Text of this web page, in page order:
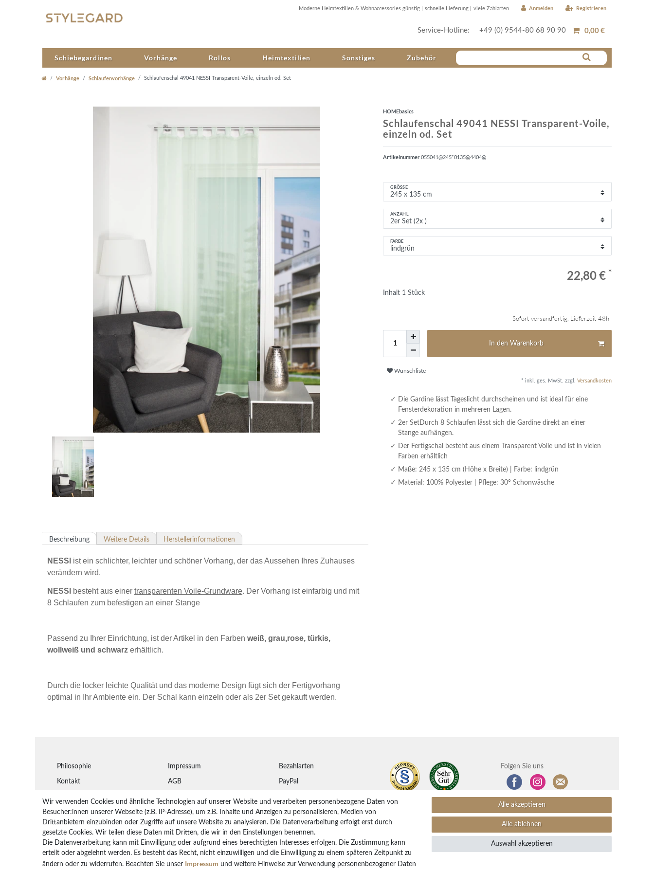
Moderne Heimtextilien & Wohnaccessories günstig | schnelle Lieferung | viele Zahlarten Anmelden Registrieren
Service-Hotline: +49 (0) 9544-80 68 90 90 0,00 €
Schiebegardinen Vorhänge Rollos Heimtextilien Sonstiges Zubehör
Vorhänge Schlaufenvorhänge Schlaufenschal 49041 NESSI Transparent-Voile, einzeln od. Set
HOMEbasics
Schlaufenschal 49041 NESSI Transparent-Voile,
einzeln od. Set
Artikelnummer055041@245*0135@4404@
GRÖSSE
ANZAHL
FARBE
22,80 € *
Inhalt 1 Stück
Sofort versandfertig, Lieferzeit 48h
In den Warenkorb
Wunschliste
* inkl. ges. MwSt. zzgl. Versandkosten
Die Gardine lässt Tageslicht durchscheinen und ist ideal für eine
Fensterdekoration in mehreren Lagen.
2er SetDurch 8 Schlaufen lässt sich die Gardine direkt an einer
Stange aufhängen.
Der Fertigschal besteht aus einem Transparent Voile und ist in vielen
Farben erhältlich
Maße: 245 x 135 cm (Höhe x Breite) | Farbe: lindgrün
Material: 100% Polyester | Pflege: 30° Schonwäsche
Beschreibung Weitere Details Herstellerinformationen
NESSI ist ein schlichter, leichter und schöner Vorhang, der das Aussehen Ihres Zuhauses
verändern wird.
NESSI besteht aus einer transparenten Voile-Grundware. Der Vorhang ist einfarbig und mit
8 Schlaufen zum befestigen an einer Stange
Passend zu Ihrer Einrichtung, ist der Artikel in den Farben weiß, grau,rose, türkis,
wollweiß und schwarz erhältlich.
Durch die locker leichte Qualität und das moderne Design fügt sich der Fertigvorhang
optimal in Ihr Ambiente ein. Der Schal kann einzeln oder als 2er Set gekauft werden.
Philosophie
Kontakt
Glossar
Arbeiten bei STYLEGARD
Impressum
AGB
Datenschutz
Lieferung
Rückgaberecht
Vertrag widerrufen
Bezahlarten
PayPal
Kreditkarten
Kauf auf Rechnung
Folgen Sie uns
Wir verwenden Cookies und ähnliche Technologien auf unserer Website und verarbeiten personenbezogene Daten von
Besucher:innen unserer Webseite (z.B. IP-Adresse), um z.B. Inhalte und Anzeigen zu personalisieren, Medien von
Drittanbietern einzubinden oder Zugriffe auf unsere Website zu analysieren. Die Datenverarbeitung erfolgt erst durch
gesetzte Cookies. Wir teilen diese Daten mit Dritten, die wir in den Einstellungen benennen.
Die Datenverarbeitung kann mit Einwilligung oder aufgrund eines berechtigten Interesses erfolgen. Die Zustimmung kann
erteilt oder abgelehnt werden. Es besteht das Recht, nicht einzuwilligen und die Einwilligung zu einem späteren Zeitpunkt zu
ändern oder zu widerrufen. Beachten Sie unser Impressum und weitere Hinweise zur Verwendung personenbezogener Daten
Alle akzeptieren
Alle ablehnen
Auswahl akzeptieren